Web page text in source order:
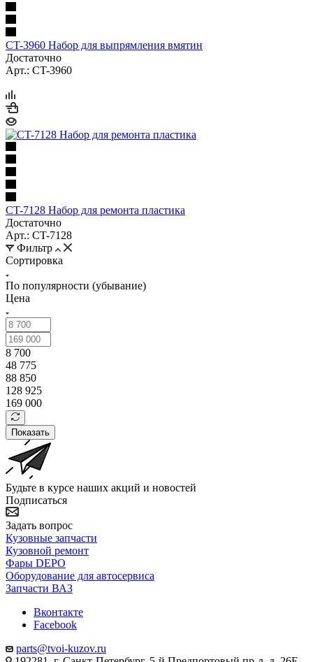
CT-3960 Набор для выпрямления вмятин
Достаточно
Арт.: CT-3960
CT-7128 Набор для ремонта пластика
Достаточно
Арт.: CT-7128
Фильтр
Сортировка
По популярности (убывание)
Цена
8 700
48 775
88 850
128 925
169 000
Показать
Будьте в курсе наших акций и новостей
Подписаться
Задать вопрос
Кузовные запчасти
Кузовной ремонт
Фары DEPO
Оборудование для автосервиса
Запчасти ВАЗ
Вконтакте
Facebook
parts@tvoi-kuzov.ru